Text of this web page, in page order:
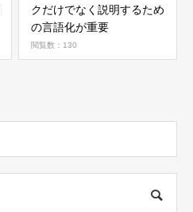
クだけでなく説明するため
の言語化が重要
閲覧数：130